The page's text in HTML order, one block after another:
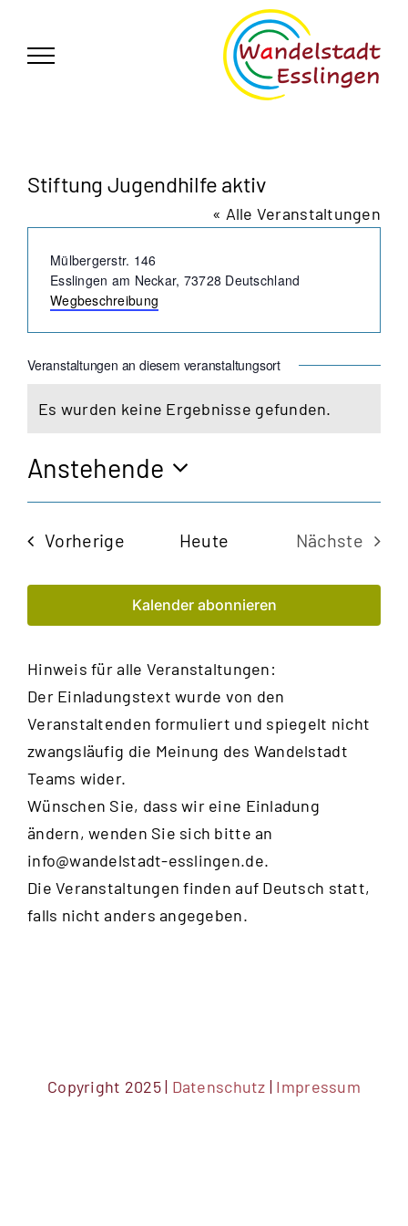
springen
Stiftung Jugendhilfe aktiv
« Alle Veranstaltungen
Adresse
Mülbergerstr. 146
Esslingen am Neckar, 73728 Deutschland
Wegbeschreibung
Veranstaltungen an diesem veranstaltungsort
Hinweis
Es wurden keine Ergebnisse gefunden.
Anstehende
Datum
VorherigeVeranstaltungen
Heute
Nächste
Kalender abonnieren
Hinweis für alle Veranstaltungen:
Der Einladungstext wurde von den
Veranstaltenden formuliert und spiegelt nicht
zwangsläufig die Meinung des Wandelstadt
Teams wider.
Wünschen Sie, dass wir eine Einladung
ändern, wenden Sie sich bitte an
info@wandelstadt-esslingen.de.
Die Veranstaltungen finden auf Deutsch statt,
falls nicht anders angegeben.
Copyright 2025 | Datenschutz | Impressum